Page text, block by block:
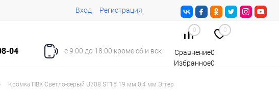
Вход Регистрация
04 с 9:00 до 18:00 кроме сб и вск
0 0
Сравнение0
Избранное0
Кромка ПВХ Светло-серый U708 ST15 19 мм 0,4 мм Эггер